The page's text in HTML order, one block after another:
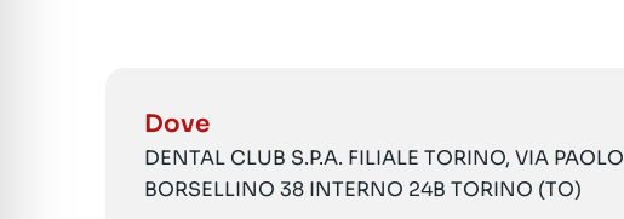
Dove
DENTAL CLUB S.P.A. FILIALE TORINO, VIA PAOLO
BORSELLINO 38 INTERNO 24B TORINO (TO)